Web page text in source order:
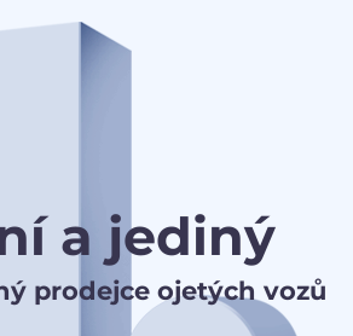
a jediný
prodejce ojetých vozů